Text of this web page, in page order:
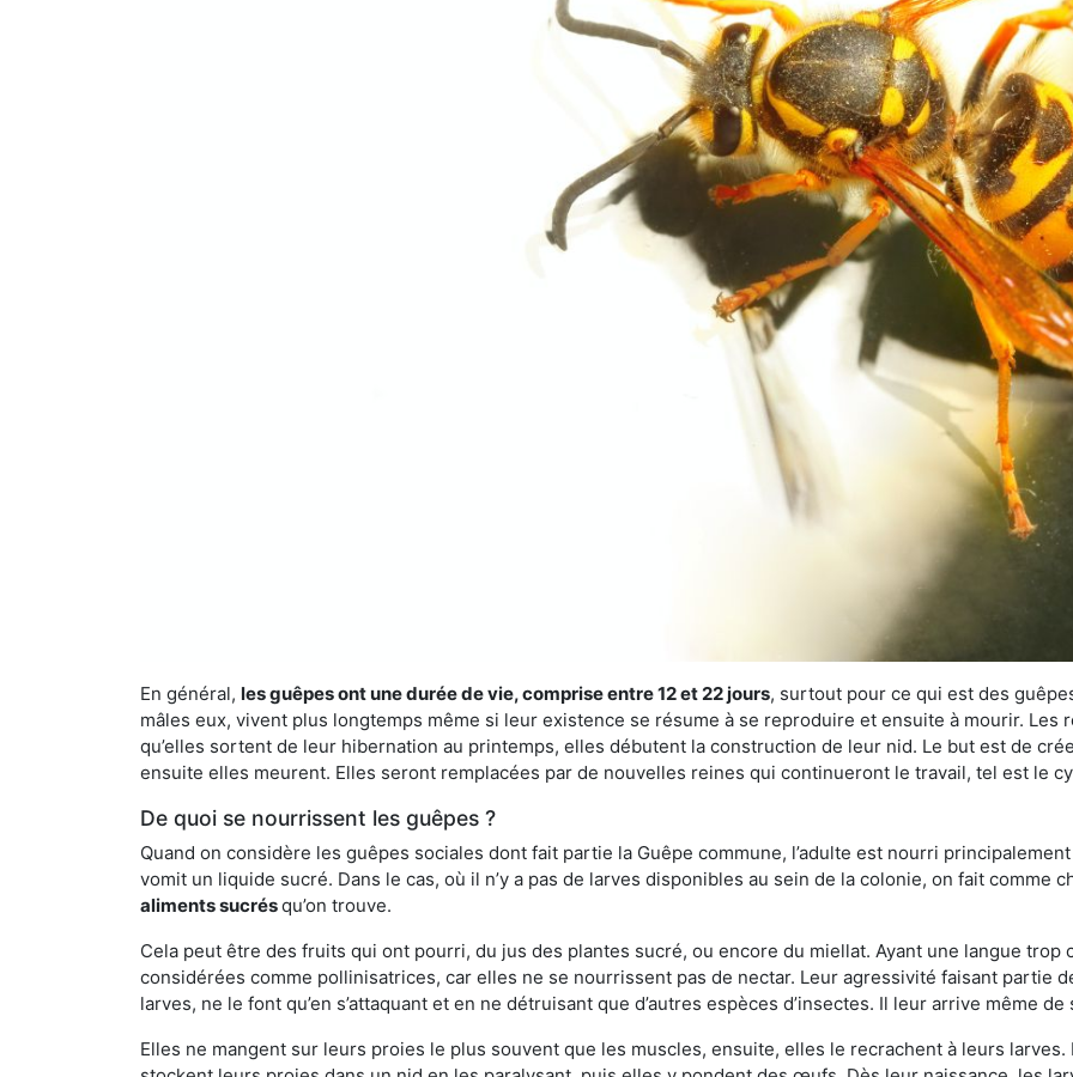
En général, les guêpes ont une durée de vie, comprise entre 12 et 22 jours, surtout pour ce qui est des
mâles eux, vivent plus longtemps même si leur existence se résume à se reproduire et ensuite à mourir. Les
qu’elles sortent de leur hibernation au printemps, elles débutent la construction de leur nid. Le but est de
ensuite elles meurent. Elles seront remplacées par de nouvelles reines qui continueront le travail, tel est le
De quoi se nourrissent les guêpes ?
Quand on considère les guêpes sociales dont fait partie la Guêpe commune, l’adulte est nourri
vomit un liquide sucré. Dans le cas, où il n’y a pas de larves disponibles au sein de la colonie, on fait comme
aliments sucrésqu’on trouve.
Cela peut être des fruits qui ont pourri, du jus des plantes sucré, ou encore du miellat. Ayant une langue
considérées comme pollinisatrices, car elles ne se nourrissent pas de nectar. Leur agressivité faisant partie
larves, ne le font qu’en s’attaquant et en ne détruisant que d’autres espèces d’insectes. Il leur arrive même
Elles ne mangent sur leurs proies le plus souvent que les muscles, ensuite, elles le recrachent à leurs